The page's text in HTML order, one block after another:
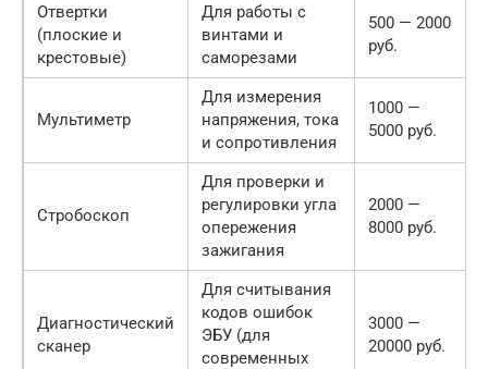
Отвертки
(плоские и
крестовые)
Для работы с
винтами и
саморезами
500 — 2000
руб.
Мультиметр
Для измерения
напряжения, тока
и сопротивления
1000 —
5000 руб.
Стробоскоп
Для проверки и
регулировки угла
опережения
зажигания
2000 —
8000 руб.
Диагностический
сканер
Для считывания
кодов ошибок
ЭБУ (для
современных
3000 —
20000 руб.